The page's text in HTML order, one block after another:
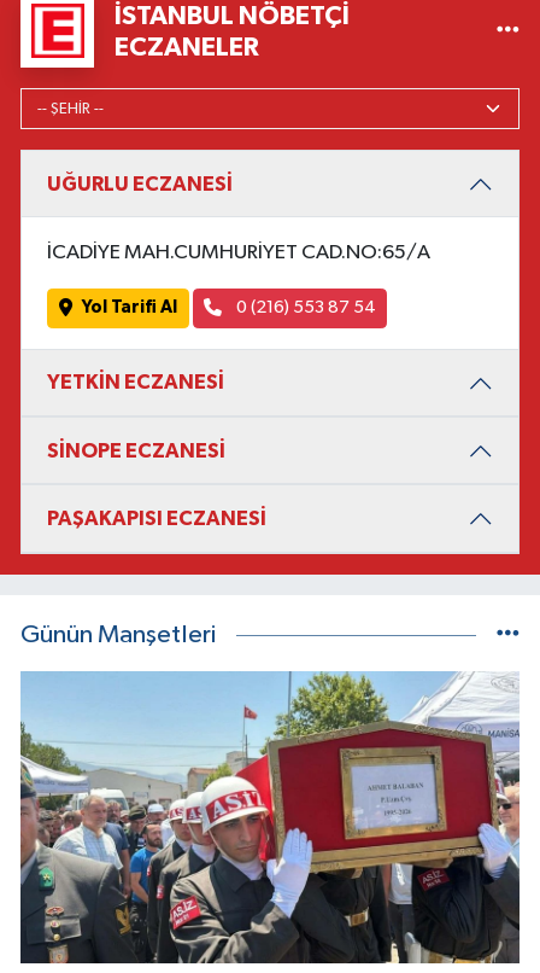
İSTANBUL NÖBETÇI
ECZANELER
UĞURLU ECZANESİ
İCADİYE MAH.CUMHURİYET CAD.NO:65/A
Yol Tarifi Al 0 (216) 553 87 54
YETKİN ECZANESİ
SİNOPE ECZANESİ
PAŞAKAPISI ECZANESİ
Günün Manşetleri